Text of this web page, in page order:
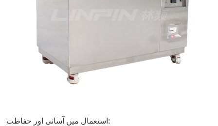
استعمال میں آسانی اور حفاظت: